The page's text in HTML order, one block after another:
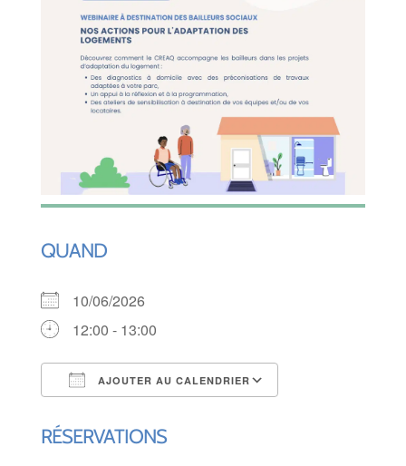
QUAND
10/06/2026
12:00 - 13:00
AJOUTER AU CALENDRIER
RÉSERVATIONS